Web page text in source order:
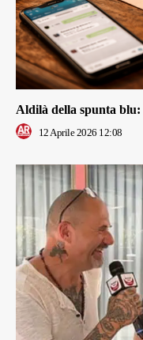
Aldilà della spunta blu:
12 Aprile 2026 12:08